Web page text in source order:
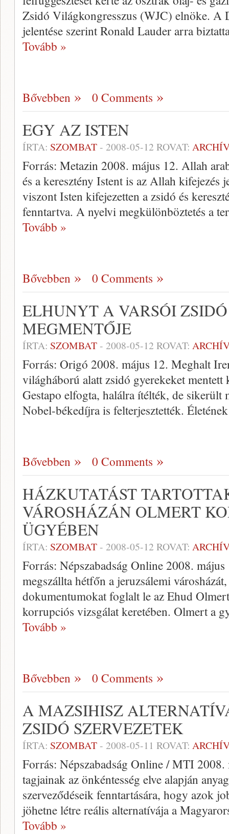
Zsidó Világkongresszus (WJC) elnöke. A
jelentése szerint Ronald Lauder arra
Tovább »
Bővebben 0 Comments
EGY AZ ISTEN
ÍRTA: SZOMBAT- 2008-05-12 ROVAT:
Forrás: Metazin 2008. május 12. Allah
és a keresztény Istent is az Allah
viszont Isten kifejezetten a zsidó és
fenntartva. A nyelvi megkülönböztetés a
Tovább »
Bővebben 0 Comments
ELHUNYT A VARSÓI
MEGMENTŐJE
ÍRTA: SZOMBAT- 2008-05-12 ROVAT:
Forrás: Origó 2008. május 12. Meghalt
világháború alatt zsidó gyerekeket
Gestapo elfogta, halálra ítélték, de sikerült
Nobel-békedíjra is felterjesztették.
Bővebben 0 Comments
HÁZKUTATÁST
VÁROSHÁZÁN OLMERT
ÜGYÉBEN
ÍRTA: SZOMBAT- 2008-05-12 ROVAT:
Forrás: Népszabadság Online 2008.
megszállta hétfőn a jeruzsálemi
dokumentumokat foglalt le az Ehud
korrupciós vizsgálat keretében. Olmert a
Tovább »
Bővebben 0 Comments
A MAZSIHISZ
ZSIDÓ SZERVEZETEK
ÍRTA: SZOMBAT- 2008-05-11 ROVAT:
Forrás: Népszabadság Online / MTI
tagjainak az önkéntesség elve alapján
szerveződéseik fenntartására, hogy azok
jöhetne létre reális alternatívája a
Tovább »